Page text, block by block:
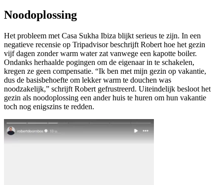
Noodoplossing
Het probleem met Casa Sukha Ibiza blijkt serieus te zijn. In een
negatieve recensie op Tripadvisor beschrijft Robert hoe het gezin
vijf dagen zonder warm water zat vanwege een kapotte boiler.
Ondanks herhaalde pogingen om de eigenaar in te schakelen,
kregen ze geen compensatie. “Ik ben met mijn gezin op vakantie,
dus de basisbehoefte om lekker warm te douchen was
noodzakelijk,” schrijft Robert gefrustreerd. Uiteindelijk besloot het
gezin als noodoplossing een ander huis te huren om hun vakantie
toch nog enigszins te redden.